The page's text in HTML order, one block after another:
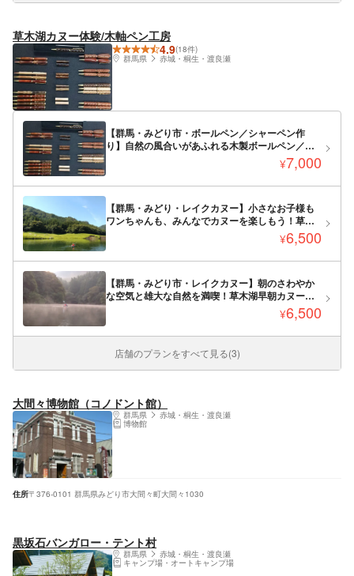
草木湖カヌー体験/木軸ペン工房
4.9(18件)
群馬県
赤城・桐生・渡良瀬
【群馬・みどり市・ボールペン／シャーペン作
り】自然の風合いがあふれる木製ボールペン／シ
¥7,000
【群馬・みどり・レイクカヌー】小さなお子様も
ワンちゃんも、みんなでカヌーを楽しもう！草木
¥6,500
【群馬・みどり市・レイクカヌー】朝のさわやか
な空気と雄大な自然を満喫！草木湖早朝カヌーツ
¥6,500
店舗のプランをすべて見る(3)
大間々博物館（コノドント館）
群馬県 赤城・桐生・渡良瀬
博物館
住所〒376-0101 群馬県みどり市大間々町大間々1030
黒坂石バンガロー・テント村
群馬県 赤城・桐生・渡良瀬
キャンプ場・オートキャンプ場